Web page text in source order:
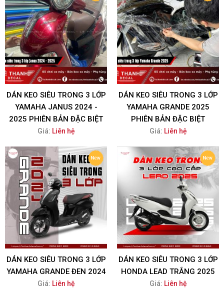
DÁN KEO SIÊU TRONG 3 LỚP
YAMAHA JANUS 2024 -
2025 PHIÊN BẢN ĐẶC BIỆT
Giá: Liên hệ
DÁN KEO SIÊU TRONG 3 LỚP
YAMAHA GRANDE 2025
PHIÊN BẢN ĐẶC BIỆT
Giá: Liên hệ
DÁN KEO SIÊU TRONG 3 LỚP
YAMAHA GRANDE ĐEN 2024
Giá: Liên hệ
DÁN KEO SIÊU TRONG 3 LỚP
HONDA LEAD TRẮNG 2025
Giá: Liên hệ